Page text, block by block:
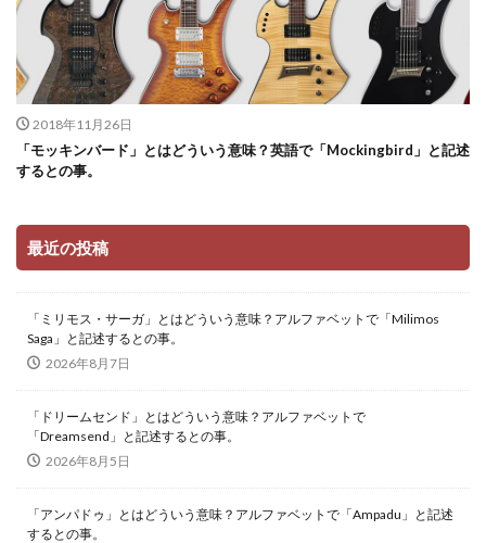
2018年11月26日
「モッキンバード」とはどういう意味？英語で「Mockingbird」と記述
するとの事。
最近の投稿
「ミリモス・サーガ」とはどういう意味？アルファベットで「Milimos
Saga」と記述するとの事。
2026年8月7日
「ドリームセンド」とはどういう意味？アルファベットで
「Dreamsend」と記述するとの事。
2026年8月5日
「アンパドゥ」とはどういう意味？アルファベットで「Ampadu」と記述
するとの事。